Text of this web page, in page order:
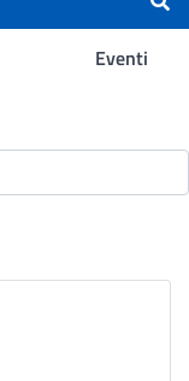
Eventi
-